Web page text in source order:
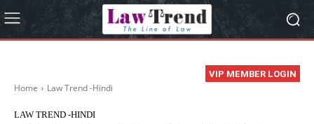
VIP MEMBER LOGIN
Home Law Trend -Hindi
LAW TREND -HINDI